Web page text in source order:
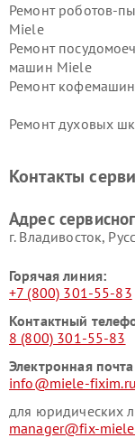
Ремонт роботов-
Miele
Ремонт
машин Miele
Ремонт
Ремонт духовых
Miele
Miele
Контакты
Адрес
г. Владивосток,
Горячая линия:
+7 (800) 301-55-83
Контактный
8 (800) 301-55-83
Электронная
info@miele-fixim.ru
для юридических
manager@fix-